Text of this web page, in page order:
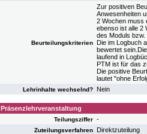
Beurteilungskriterien
Zur positiven
Anwesenheiten
2 Wochen muss
ebenso ist alle 2
des Moduls
Die im Logbuch
bewertet
laufend in
PTM ist für das
Die positive
lautet "ohne
Lehrinhalte wechselnd? Nein
Präsenzlehrveranstaltung
Teilungsziffer -
Zuteilungsverfahren Direktzuteilung